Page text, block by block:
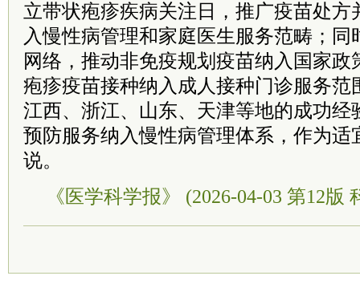
立带状疱疹疾病关注日，推广疫苗处方
入慢性病管理和家庭医生服务范畴；同
网络，推动非免疫规划疫苗纳入国家政
疱疹疫苗接种纳入成人接种门诊服务范
江西、浙江、山东、天津等地的成功经
预防服务纳入慢性病管理体系，作为适
说。
《医学科学报》 (2026-04-03 第12版